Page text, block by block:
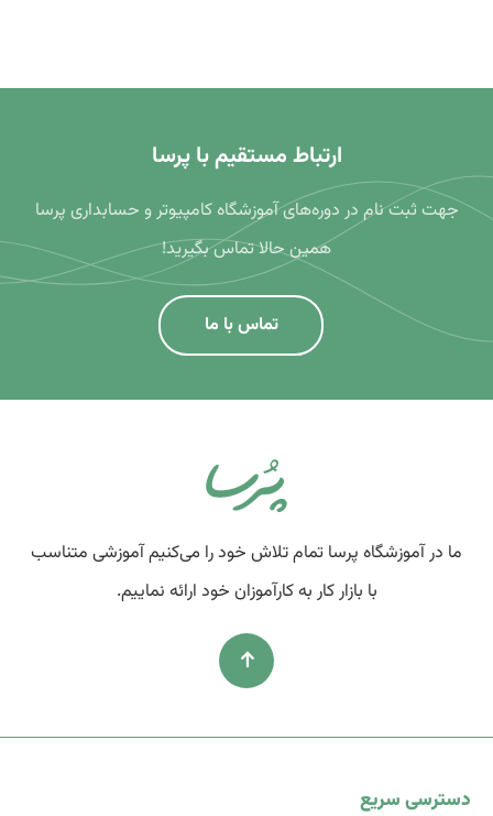
ارتباط مستقیم با پرسا
جهت ثبت نام در دوره‌های آموزشگاه کامپیوتر و حسابداری پرسا
همین حالا تماس بگیرید!
تماس با ما
ما در آموزشگاه پرسا تمام تلاش خود را می‌کنیم آموزشی متناسب
با بازار کار به کارآموزان خود ارائه نماییم.
دسترسی سریع